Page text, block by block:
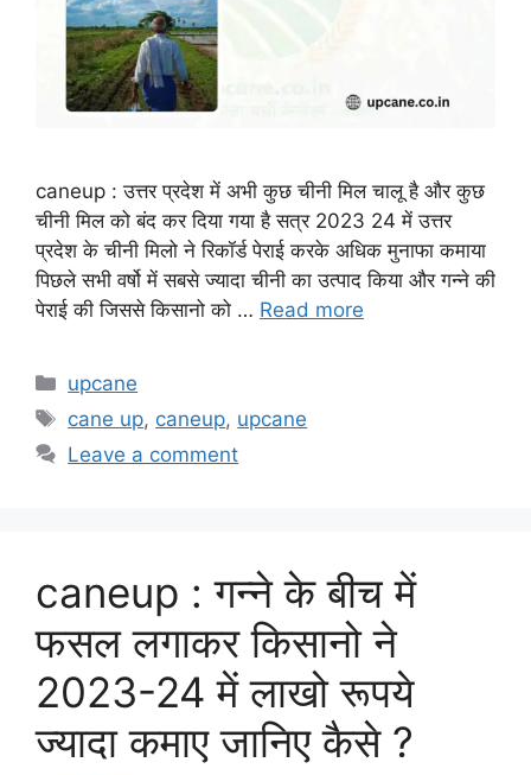
caneup : उत्तर प्रदेश में अभी कुछ चीनी मिल चालू है और कुछ
चीनी मिल को बंद कर दिया गया है सत्र 2023 24 में उत्तर
प्रदेश के चीनी मिलो ने रिकॉर्ड पेराई करके अधिक मुनाफा कमाया
पिछले सभी वर्षो में सबसे ज्यादा चीनी का उत्पाद किया और गन्ने की
पेराई की जिससे किसानो को … Read more
Categories
upcane
Tags
cane up, caneup, upcane
Leave a comment
caneup : गन्ने के बीच में
फसल लगाकर किसानो ने
2023-24 में लाखो रूपये
ज्यादा कमाए जानिए कैसे ?